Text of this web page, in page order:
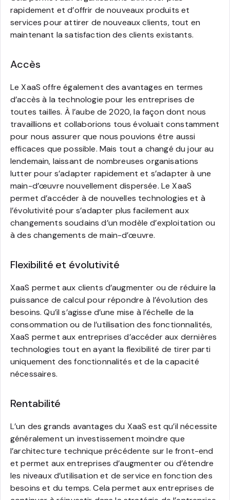
rapidement et d’offrir de nouveaux produits et
services pour attirer de nouveaux clients, tout en
maintenant la satisfaction des clients existants.
Accès
Le XaaS offre également des avantages en termes
d’accès à la technologie pour les entreprises de
toutes tailles. À l’aube de 2020, la façon dont nous
travaillions et collaborions tous évoluait constamment
pour nous assurer que nous pouvions être aussi
efficaces que possible. Mais tout a changé du jour au
lendemain, laissant de nombreuses organisations
lutter pour s’adapter rapidement et s’adapter à une
main-d’œuvre nouvellement dispersée. Le XaaS
permet d’accéder à de nouvelles technologies et à
l’évolutivité pour s’adapter plus facilement aux
changements soudains d’un modèle d’exploitation ou
à des changements de main-d’œuvre.
Flexibilité et évolutivité
XaaS permet aux clients d’augmenter ou de réduire la
puissance de calcul pour répondre à l’évolution des
besoins. Qu’il s’agisse d’une mise à l’échelle de la
consommation ou de l’utilisation des fonctionnalités,
XaaS permet aux entreprises d’accéder aux dernières
technologies tout en ayant la flexibilité de tirer parti
uniquement des fonctionnalités et de la capacité
nécessaires.
Rentabilité
L’un des grands avantages du XaaS est qu’il nécessite
généralement un investissement moindre que
l’architecture technique précédente sur le front-end
et permet aux entreprises d’augmenter ou d’étendre
les niveaux d’utilisation et de service en fonction des
besoins et du temps. Cela permet aux entreprises de